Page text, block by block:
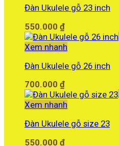
Đàn Ukulele gỗ 23 inch
550.000 ₫
Xem nhanh
Đàn Ukulele gỗ 26 inch
700.000 ₫
Xem nhanh
Đàn Ukulele gỗ size 23
550.000 ₫